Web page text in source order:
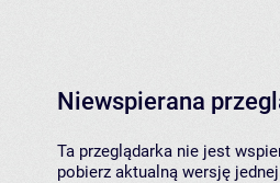
Niewspierana
Ta przeglądarka nie jest
pobierz aktualną wersję